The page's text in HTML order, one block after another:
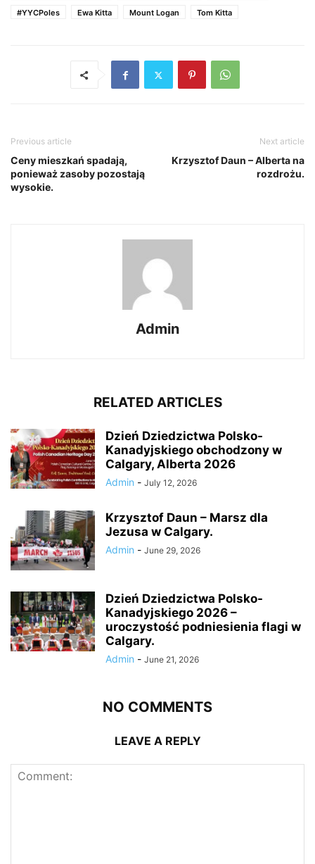
#YYCPoles
Ewa Kitta Mount Logan Tom Kitta
Previous article
Ceny mieszkań spadają,
ponieważ zasoby pozostają
wysokie.
Next article
Krzysztof Daun – Alberta na
rozdrożu.
Admin
RELATED ARTICLES
Dzień Dziedzictwa Polsko-
Kanadyjskiego obchodzony w
Calgary, Alberta 2026
Admin - July 12, 2026
Krzysztof Daun – Marsz dla
Jezusa w Calgary.
Admin - June 29, 2026
Dzień Dziedzictwa Polsko-
Kanadyjskiego 2026 –
uroczystość podniesienia flagi w
Calgary.
Admin - June 21, 2026
NO COMMENTS
LEAVE A REPLY